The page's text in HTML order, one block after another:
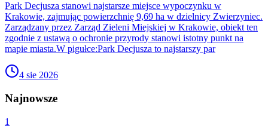
Park Decjusza stanowi najstarsze miejsce wypoczynku w
Krakowie, zajmując powierzchnię 9,69 ha w dzielnicy Zwierzyniec.
Zarządzany przez Zarząd Zieleni Miejskiej w Krakowie, obiekt ten
zgodnie z ustawą o ochronie przyrody stanowi istotny punkt na
mapie miasta.W pigułce:Park Decjusza to najstarszy par
4 sie 2026
Najnowsze
1